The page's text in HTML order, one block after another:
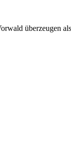
überzeugen